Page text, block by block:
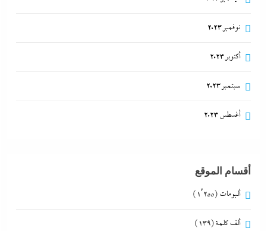
نوفمبر 2023
أكتوبر 2023
سبتمبر 2023
أغسطس 2023
أقسام الموقع
ألبومات (1٬255)
ألف كلمة(139)